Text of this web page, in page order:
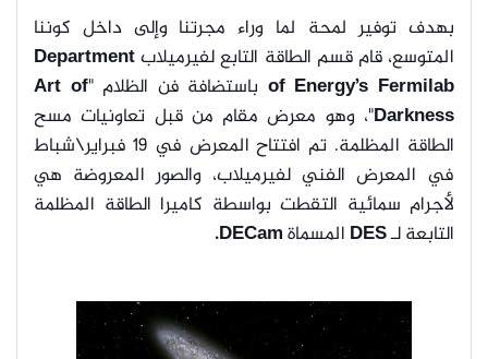
بهدف توفير لمحة لما وراء مجرتنا وإلى داخل كوننا
المتوسع، قام قسم الطاقة التابع لفيرميلابDepartment
of Energy’s Fermilab باستضافة فن الظلام "Art of
Darkness"، وهو معرض مقام من قبل تعاونيات مسح
الطاقة المظلمة. تم افتتاح المعرض في ١٩ فبراير\شباط
في المعرض الفني لفيرميلاب، والصور المعروضة هي
لأجرام سمائية التقطت بواسطة كاميرا الطاقة المظلمة
التابعة لـDES المسماةDECam.